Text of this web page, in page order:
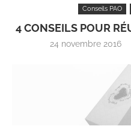
Conseils PAO
4 CONSEILS POUR
24 novembre 2016